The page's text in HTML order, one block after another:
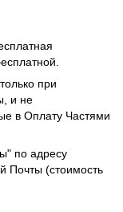
при
и не
в Оплату Частями
по адресу
Почты (стоимость